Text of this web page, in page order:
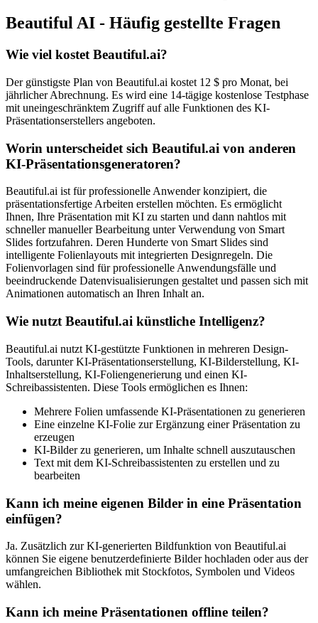
Beautiful AI - Häufig gestellte Fragen
Wie viel kostet Beautiful.ai?
Der günstigste Plan von Beautiful.ai kostet 12 $ pro Monat, bei
jährlicher Abrechnung. Es wird eine 14-tägige kostenlose Testphase
mit uneingeschränktem Zugriff auf alle Funktionen des KI-
Präsentationserstellers angeboten.
Worin unterscheidet sich Beautiful.ai von anderen
KI-Präsentationsgeneratoren?
Beautiful.ai ist für professionelle Anwender konzipiert, die
präsentationsfertige Arbeiten erstellen möchten. Es ermöglicht
Ihnen, Ihre Präsentation mit KI zu starten und dann nahtlos mit
schneller manueller Bearbeitung unter Verwendung von Smart
Slides fortzufahren. Deren Hunderte von Smart Slides sind
intelligente Folienlayouts mit integrierten Designregeln. Die
Folienvorlagen sind für professionelle Anwendungsfälle und
beeindruckende Datenvisualisierungen gestaltet und passen sich mit
Animationen automatisch an Ihren Inhalt an.
Wie nutzt Beautiful.ai künstliche Intelligenz?
Beautiful.ai nutzt KI-gestützte Funktionen in mehreren Design-
Tools, darunter KI-Präsentationserstellung, KI-Bilderstellung, KI-
Inhaltserstellung, KI-Foliengenerierung und einen KI-
Schreibassistenten. Diese Tools ermöglichen es Ihnen:
Mehrere Folien umfassende KI-Präsentationen zu generieren
Eine einzelne KI-Folie zur Ergänzung einer Präsentation zu
erzeugen
KI-Bilder zu generieren, um Inhalte schnell auszutauschen
Text mit dem KI-Schreibassistenten zu erstellen und zu
bearbeiten
Kann ich meine eigenen Bilder in eine Präsentation
einfügen?
Ja. Zusätzlich zur KI-generierten Bildfunktion von Beautiful.ai
können Sie eigene benutzerdefinierte Bilder hochladen oder aus der
umfangreichen Bibliothek mit Stockfotos, Symbolen und Videos
wählen.
Kann ich meine Präsentationen offline teilen?